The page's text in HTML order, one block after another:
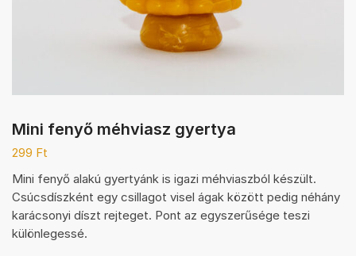
Mini fenyő méhviasz gyertya
299 Ft
Mini fenyő alakú gyertyánk is igazi méhviaszból készült.
Csúcsdíszként egy csillagot visel ágak között pedig néhány
karácsonyi díszt rejteget. Pont az egyszerűsége teszi
különlegessé.